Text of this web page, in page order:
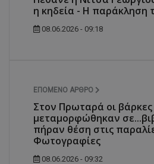
η κηδεία - Η παράκληση
08.06.2026 - 09:18
ΕΠΌΜΕΝΟ ΆΡΘΡΟ
Στον Πρωταρά οι βάρκες
μεταμορφώθηκαν
πήραν θέση στις
Φωτογραφίες
08.06.2026 - 09:32